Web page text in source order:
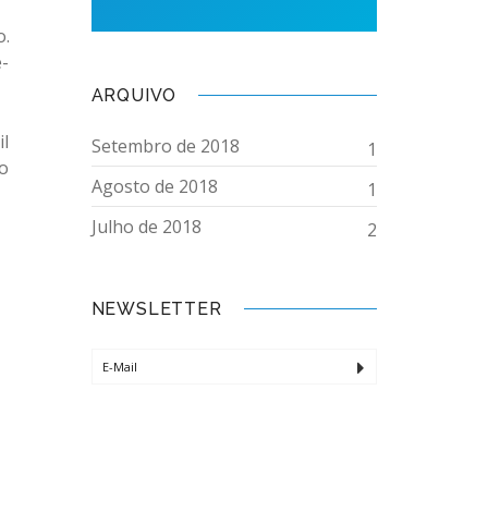
ARQUIVO
Setembro de 2018
1
Agosto de 2018
1
Julho de 2018
2
NEWSLETTER
E-Mail